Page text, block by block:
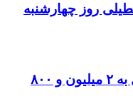
روز چهارشنبه
بورس سبز ماند؛ شاخص کل به ۲ میلیون و ۸۰۰